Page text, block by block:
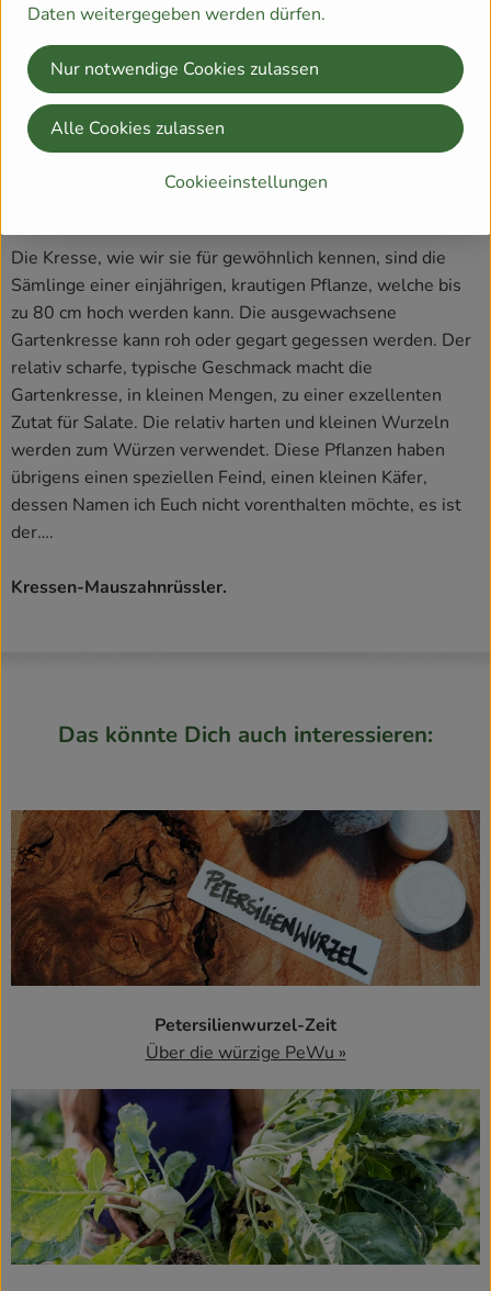
Die Kresse, wie wir sie für gewöhnlich kennen, sind die
Sämlinge einer einjährigen, krautigen Pflanze, welche bis
zu 80 cm hoch werden kann. Die ausgewachsene
Gartenkresse kann roh oder gegart gegessen werden. Der
relativ scharfe, typische Geschmack macht die
Gartenkresse, in kleinen Mengen, zu einer exzellenten
Zutat für Salate. Die relativ harten und kleinen Wurzeln
werden zum Würzen verwendet. Diese Pflanzen haben
übrigens einen speziellen Feind, einen kleinen Käfer,
dessen Namen ich Euch nicht vorenthalten möchte, es ist
der….
Kressen-Mauszahnrüssler.
Das könnte Dich auch interessieren:
Petersilienwurzel-Zeit
Über die würzige PeWu »
Daten weitergegeben werden dürfen.
Cookieeinstellungen
Nur notwendige Cookies zulassen
Alle Cookies zulassen